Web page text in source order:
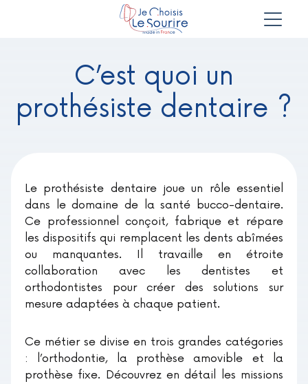
C’est quoi un
prothésiste dentaire ?
Le prothésiste dentaire joue un rôle essentiel
dans le domaine de la santé bucco-dentaire.
Ce professionnel conçoit, fabrique et répare
les dispositifs qui remplacent les dents abîmées
ou manquantes. Il travaille en étroite
collaboration avec les dentistes et
orthodontistes pour créer des solutions sur
mesure adaptées à chaque patient.
Ce métier se divise en trois grandes catégories
: l’orthodontie, la prothèse amovible et la
prothèse fixe. Découvrez en détail les missions